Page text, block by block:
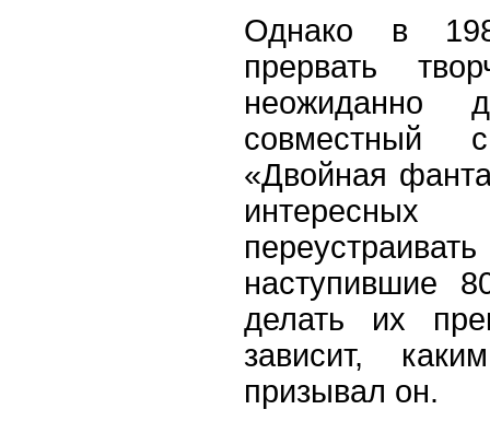
Однако в
прервать
неожиданно
совместный
«Двойная
наступившие
делать их
зависит,
призывал он.